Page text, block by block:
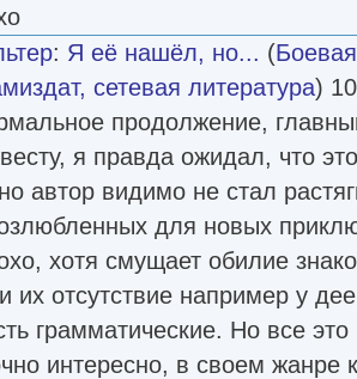
: Я её нашёл, но... (
сетевая литература)
продолжение,
я правда ожидал, что
автор видимо не стал
для новых
хотя смущает обилие
их отсутствие например у
грамматические. Но все
интересно, в своем жанре